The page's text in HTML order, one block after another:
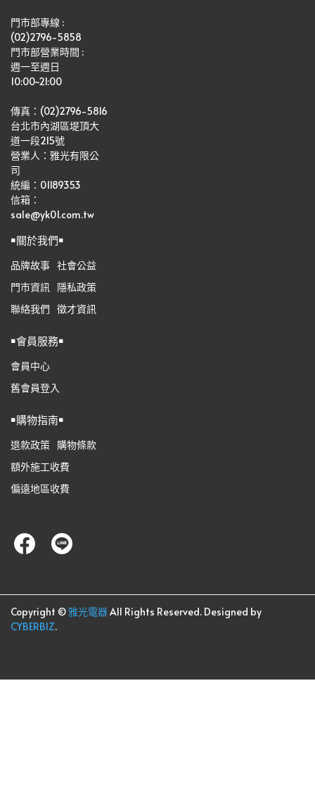
門市部專線 :
(02)2796-5858
門市部營業時間 :
週一至週日
10:00~21:00
傳真：(02)2796-5816
台北市內湖區堤頂大
道一段215號
營業人：雅光有限公
司
統編：01189353
信箱：
sale@yk01.com.tw
￭關於我們￭
品牌故事 社會公益
門市資訊 隱私政策
聯絡我們 徵才資訊
￭會員服務￭
會員中心
舊會員登入
￭購物指南￭
退款政策 購物條款
額外施工收費
偏遠地區收費
Copyright ©雅光電器All Rights Reserved. Designed by
CYBERBIZ.